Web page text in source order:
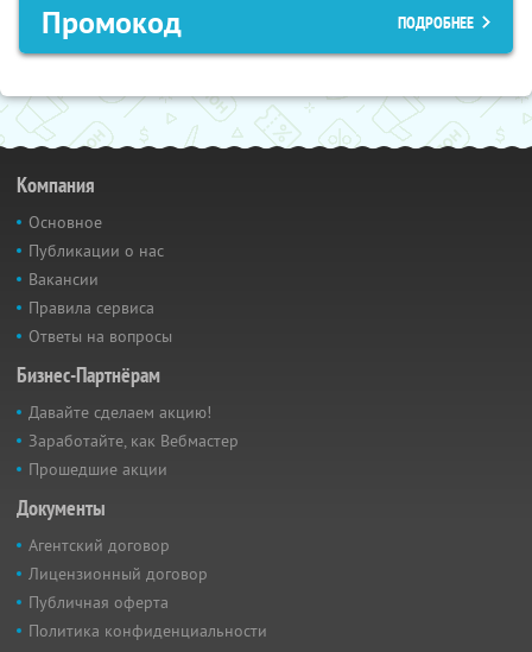
Промокод ПОДРОБНЕЕ
Компания
Основное
Публикации о нас
Вакансии
Правила сервиса
Ответы на вопросы
Бизнес-Партнёрам
Давайте сделаем акцию!
Заработайте, как Вебмастер
Прошедшие акции
Документы
Агентский договор
Лицензионный договор
Публичная оферта
Политика конфиденциальности